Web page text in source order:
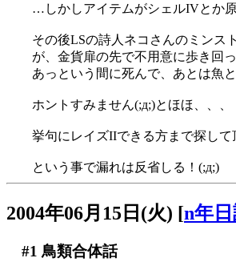
…しかしアイテムがシェルIVとか
その後LSの詩人ネコさんのミンス
が、金貨扉の先で不用意に歩き回
あっという間に死んで、あとは魚
ホントすみません(;д;)とほほ、、、
挙句にレイズIIできる方まで探し
という事で漏れは反省しる！(;д;)
2004年06月15日(火) [n年
#1 鳥類合体話